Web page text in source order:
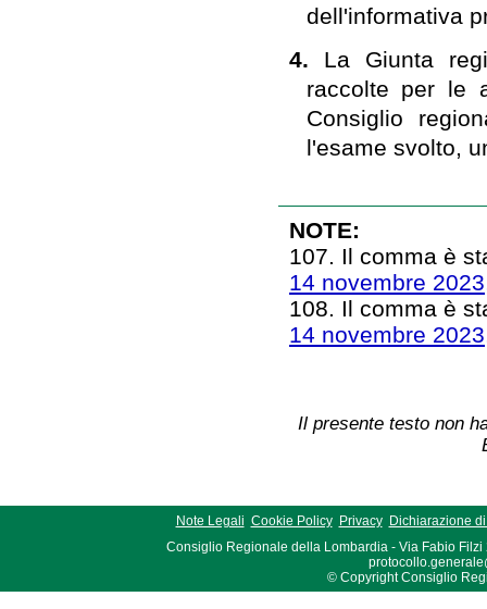
dell'informativa
4. La Giunta
raccolte per le
Consiglio
l'esame svolto,
NOTE:
107. Il comma è
14 novembre
108. Il comma è
14 novembre
Il presente testo non
Note Legali Cookie Policy Privacy
Dichiarazione
Consiglio Regionale della Lombardia - Via Fabio Filzi
© Copyright Consiglio